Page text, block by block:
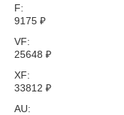
F:
9175 ₽
VF:
25648 ₽
XF:
33812 ₽
AU: